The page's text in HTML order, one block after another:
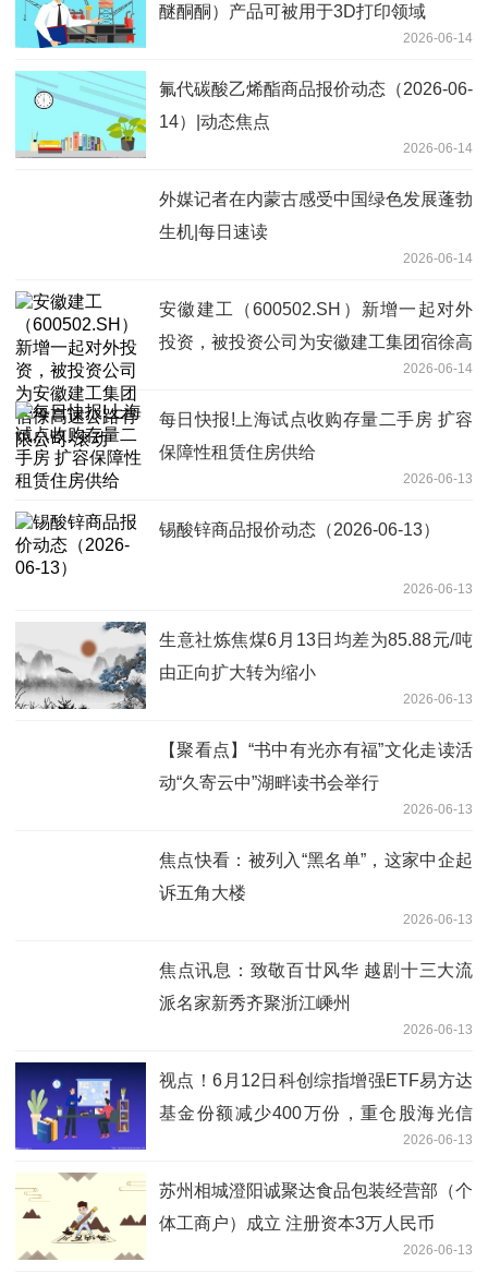
醚酮酮）产品可被用于3D打印领域
2026-06-14
氟代碳酸乙烯酯商品报价动态（2026-06-
14）|动态焦点
2026-06-14
外媒记者在内蒙古感受中国绿色发展蓬勃
生机|每日速读
2026-06-14
安徽建工（600502.SH）新增一起对外
投资，被投资公司为安徽建工集团宿徐高
2026-06-14
每日快报!上海试点收购存量二手房 扩容
保障性租赁住房供给
2026-06-13
锡酸锌商品报价动态（2026-06-13）
2026-06-13
生意社炼焦煤6月13日均差为85.88元/吨
由正向扩大转为缩小
2026-06-13
【聚看点】“书中有光亦有福”文化走读活
动“久寄云中”湖畔读书会举行
2026-06-13
焦点快看：被列入“黑名单”，这家中企起
诉五角大楼
2026-06-13
焦点讯息：致敬百廿风华 越剧十三大流
派名家新秀齐聚浙江嵊州
2026-06-13
视点！6月12日科创综指增强ETF易方达
基金份额减少400万份，重仓股海光信
2026-06-13
苏州相城澄阳诚聚达食品包装经营部（个
体工商户）成立 注册资本3万人民币
2026-06-13